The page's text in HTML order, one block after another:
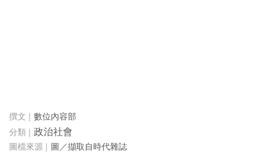
數位內容部
政治社會
圖／擷取自時代雜誌